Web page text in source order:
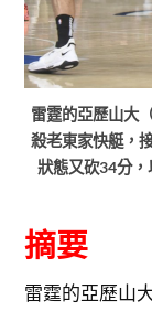
雷霆的亞歷山大
殺老東家快艇，
狀態又砍34分，
摘要
雷霆的亞歷山